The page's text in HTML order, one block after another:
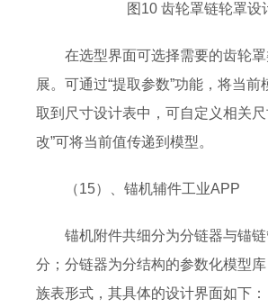
图10 齿轮罩链轮罩设
在选型界面可选择需要的齿轮
展。可通过“提取参数”功能，将当前
取到尺寸设计表中，可自定义相关尺
改”可将当前值传递到模型。
（15）、锚机辅件工业APP
锚机附件共细分为分链器与锚
分；分链器为分结构的参数化模型
族表形式，其具体的设计界面如下：